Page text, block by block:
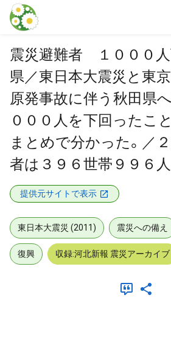
本文に飛ぶ
震災避難者 １０００人
県／東日本大震災と東
原発事故に伴う秋田県
０００人を下回ったこ
まとめで分かった。／
者は３９６世帯９９６
提供元サイトで表示
東日本大震災 (2011) 震災への備え
復興 収録:河北新報 震災アーカイブ